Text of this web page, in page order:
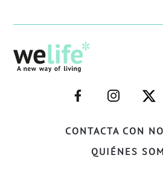
CONTACTA CON
QUIÉNES
–
FACEBOOK–
–
–